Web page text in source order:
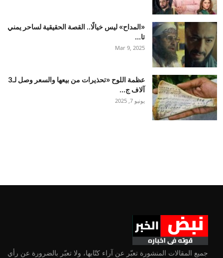
«المداح» ليس خيالًا.. القصة الحقيقية لساحر يمني
تا...
Mar 9, 2025
عظمة اللوح «تحذيرات من بيعها والسعر وصل لـ3
آلاف ج...
يونيو 7, 2025
جميع المقالات المنشورة تعبّر عن آراء كتّابها، ولا تعبّر بالضرورة عن رأي